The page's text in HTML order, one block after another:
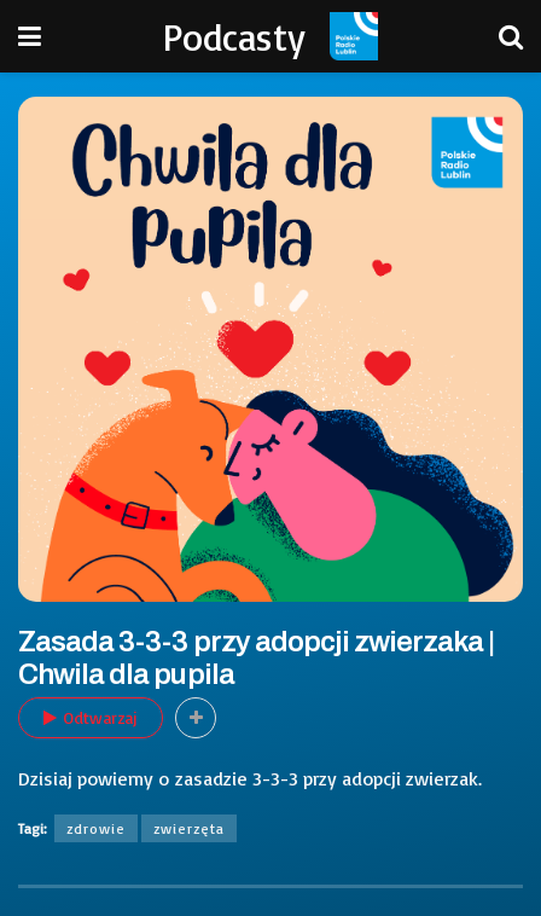
Podcasty
Zasada 3-3-3 przy adopcji zwierzaka |
Chwila dla pupila
Odtwarzaj
Dzisiaj powiemy o zasadzie 3-3-3 przy adopcji zwierzak.
Tagi: zdrowie zwierzęta